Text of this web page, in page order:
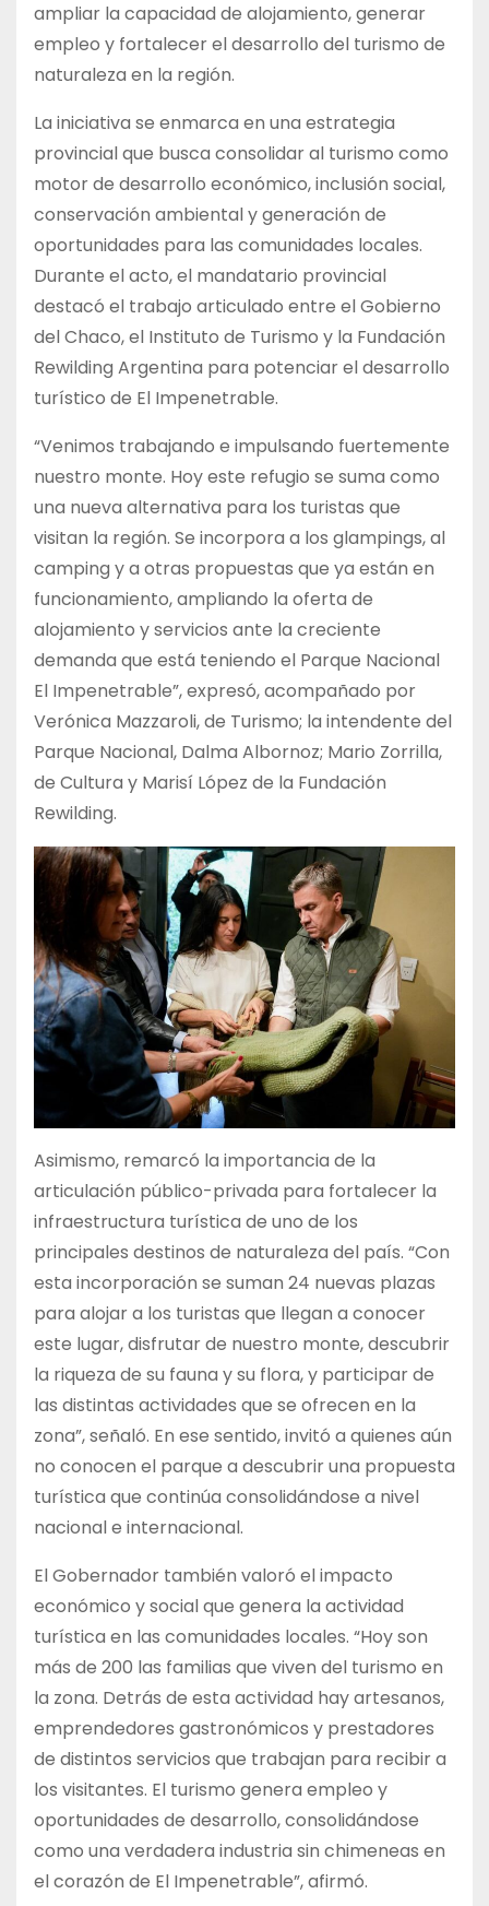
ampliar la capacidad de alojamiento, generar
empleo y fortalecer el desarrollo del turismo de
naturaleza en la región.
La iniciativa se enmarca en una estrategia
provincial que busca consolidar al turismo como
motor de desarrollo económico, inclusión social,
conservación ambiental y generación de
oportunidades para las comunidades locales.
Durante el acto, el mandatario provincial
destacó el trabajo articulado entre el Gobierno
del Chaco, el Instituto de Turismo y la Fundación
Rewilding Argentina para potenciar el desarrollo
turístico de El Impenetrable.
“Venimos trabajando e impulsando fuertemente
nuestro monte. Hoy este refugio se suma como
una nueva alternativa para los turistas que
visitan la región. Se incorpora a los glampings, al
camping y a otras propuestas que ya están en
funcionamiento, ampliando la oferta de
alojamiento y servicios ante la creciente
demanda que está teniendo el Parque Nacional
El Impenetrable”, expresó, acompañado por
Verónica Mazzaroli, de Turismo; la intendente del
Parque Nacional, Dalma Albornoz; Mario Zorrilla,
de Cultura y Marisí López de la Fundación
Rewilding.
Asimismo, remarcó la importancia de la
articulación público-privada para fortalecer la
infraestructura turística de uno de los
principales destinos de naturaleza del país. “Con
esta incorporación se suman 24 nuevas plazas
para alojar a los turistas que llegan a conocer
este lugar, disfrutar de nuestro monte, descubrir
la riqueza de su fauna y su flora, y participar de
las distintas actividades que se ofrecen en la
zona”, señaló. En ese sentido, invitó a quienes aún
no conocen el parque a descubrir una propuesta
turística que continúa consolidándose a nivel
nacional e internacional.
El Gobernador también valoró el impacto
económico y social que genera la actividad
turística en las comunidades locales. “Hoy son
más de 200 las familias que viven del turismo en
la zona. Detrás de esta actividad hay artesanos,
emprendedores gastronómicos y prestadores
de distintos servicios que trabajan para recibir a
los visitantes. El turismo genera empleo y
oportunidades de desarrollo, consolidándose
como una verdadera industria sin chimeneas en
el corazón de El Impenetrable”, afirmó.